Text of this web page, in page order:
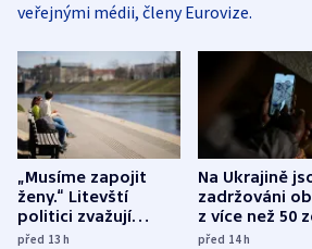
veřejnými médii, členy Eurovize.
„Musíme zapojit
ženy.“ Litevští
politici zvažují
dohodu o
před 13h
Na Ukrajině
zadržováni
z více než 50
Bojovali na
před 14h